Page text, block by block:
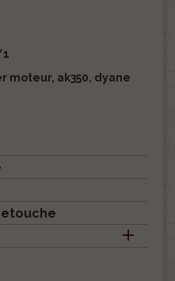
moteur, ak350, dyane
